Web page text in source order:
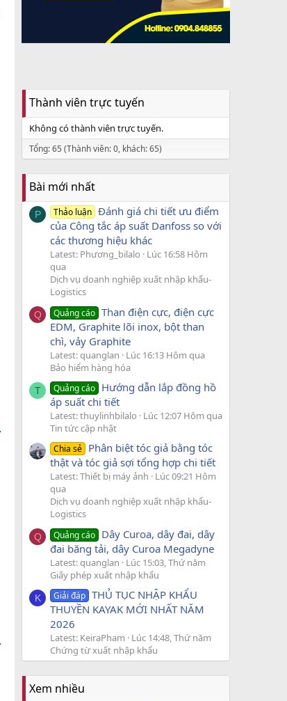
Thành viên trực tuyến
Không có thành viên trực tuyến.
Tổng: 65 (Thành viên: 0, khách: 65)
Bài mới nhất
P Thảo luận Đánh giá chi tiết ưu điểm
của Công tắc áp suất Danfoss so với
các thương hiệu khác
Latest: Phương_bilalo
Lúc 16:58 Hôm
qua
Dịch vụ doanh nghiệp xuất nhập khẩu-
Logistics
Q Quảng cáo Than điện cực, điện cực
EDM, Graphite lõi inox, bột than
chì, vảy Graphite
Latest: quanglan
Lúc 16:13 Hôm qua
Bảo hiểm hàng hóa
T Quảng cáo Hướng dẫn lắp đồng hồ
áp suất chi tiết
Latest: thuylinhbilalo
Lúc 12:07 Hôm qua
Tin tức cập nhật
Chia sẻ Phân biệt tóc giả bằng tóc
thật và tóc giả sợi tổng hợp chi tiết
Latest: Thiết bị máy ảnh
Lúc 09:21 Hôm
qua
Dịch vụ doanh nghiệp xuất nhập khẩu-
Logistics
Q Quảng cáo Dây Curoa, dây đai, dây
đai băng tải, dây Curoa Megadyne
Latest: quanglan
Lúc 15:03, Thứ năm
Giấy phép xuất nhập khẩu
K Giải đáp THỦ TỤC NHẬP KHẨU
THUYỀN KAYAK MỚI NHẤT NĂM
2026
Latest: KeiraPham
Lúc 14:48, Thứ năm
Chứng từ xuất nhập khẩu
Xem nhiều